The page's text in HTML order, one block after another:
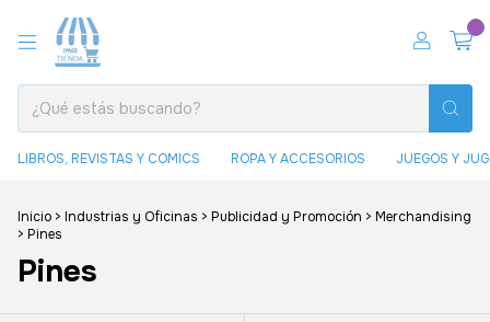
LIBROS, REVISTAS Y COMICS ROPA Y ACCESORIOS JUEGOS Y
Inicio > Industrias y Oficinas > Publicidad y Promoción > Merchandising
> Pines
Pines